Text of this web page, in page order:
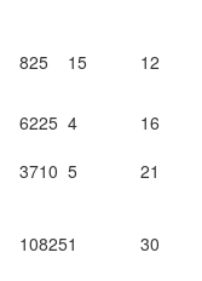
825 15
12
6225 4
16
3710 5 21
108251 30